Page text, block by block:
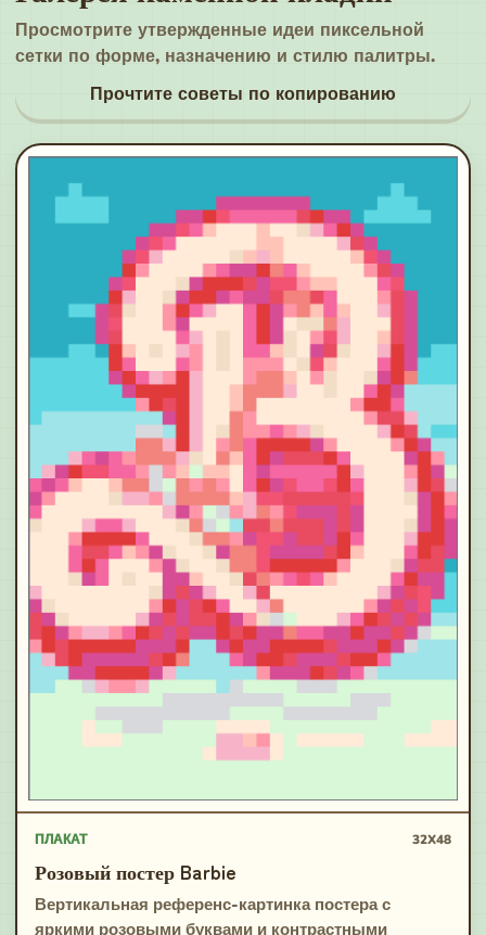
Просмотрите утвержденные идеи пиксельной
сетки по форме, назначению и стилю палитры.
Прочтите советы по копированию
ПЛАКАТ 32X48
Розовый постер Barbie
Вертикальная референс-картинка постера с
яркими розовыми буквами и контрастными